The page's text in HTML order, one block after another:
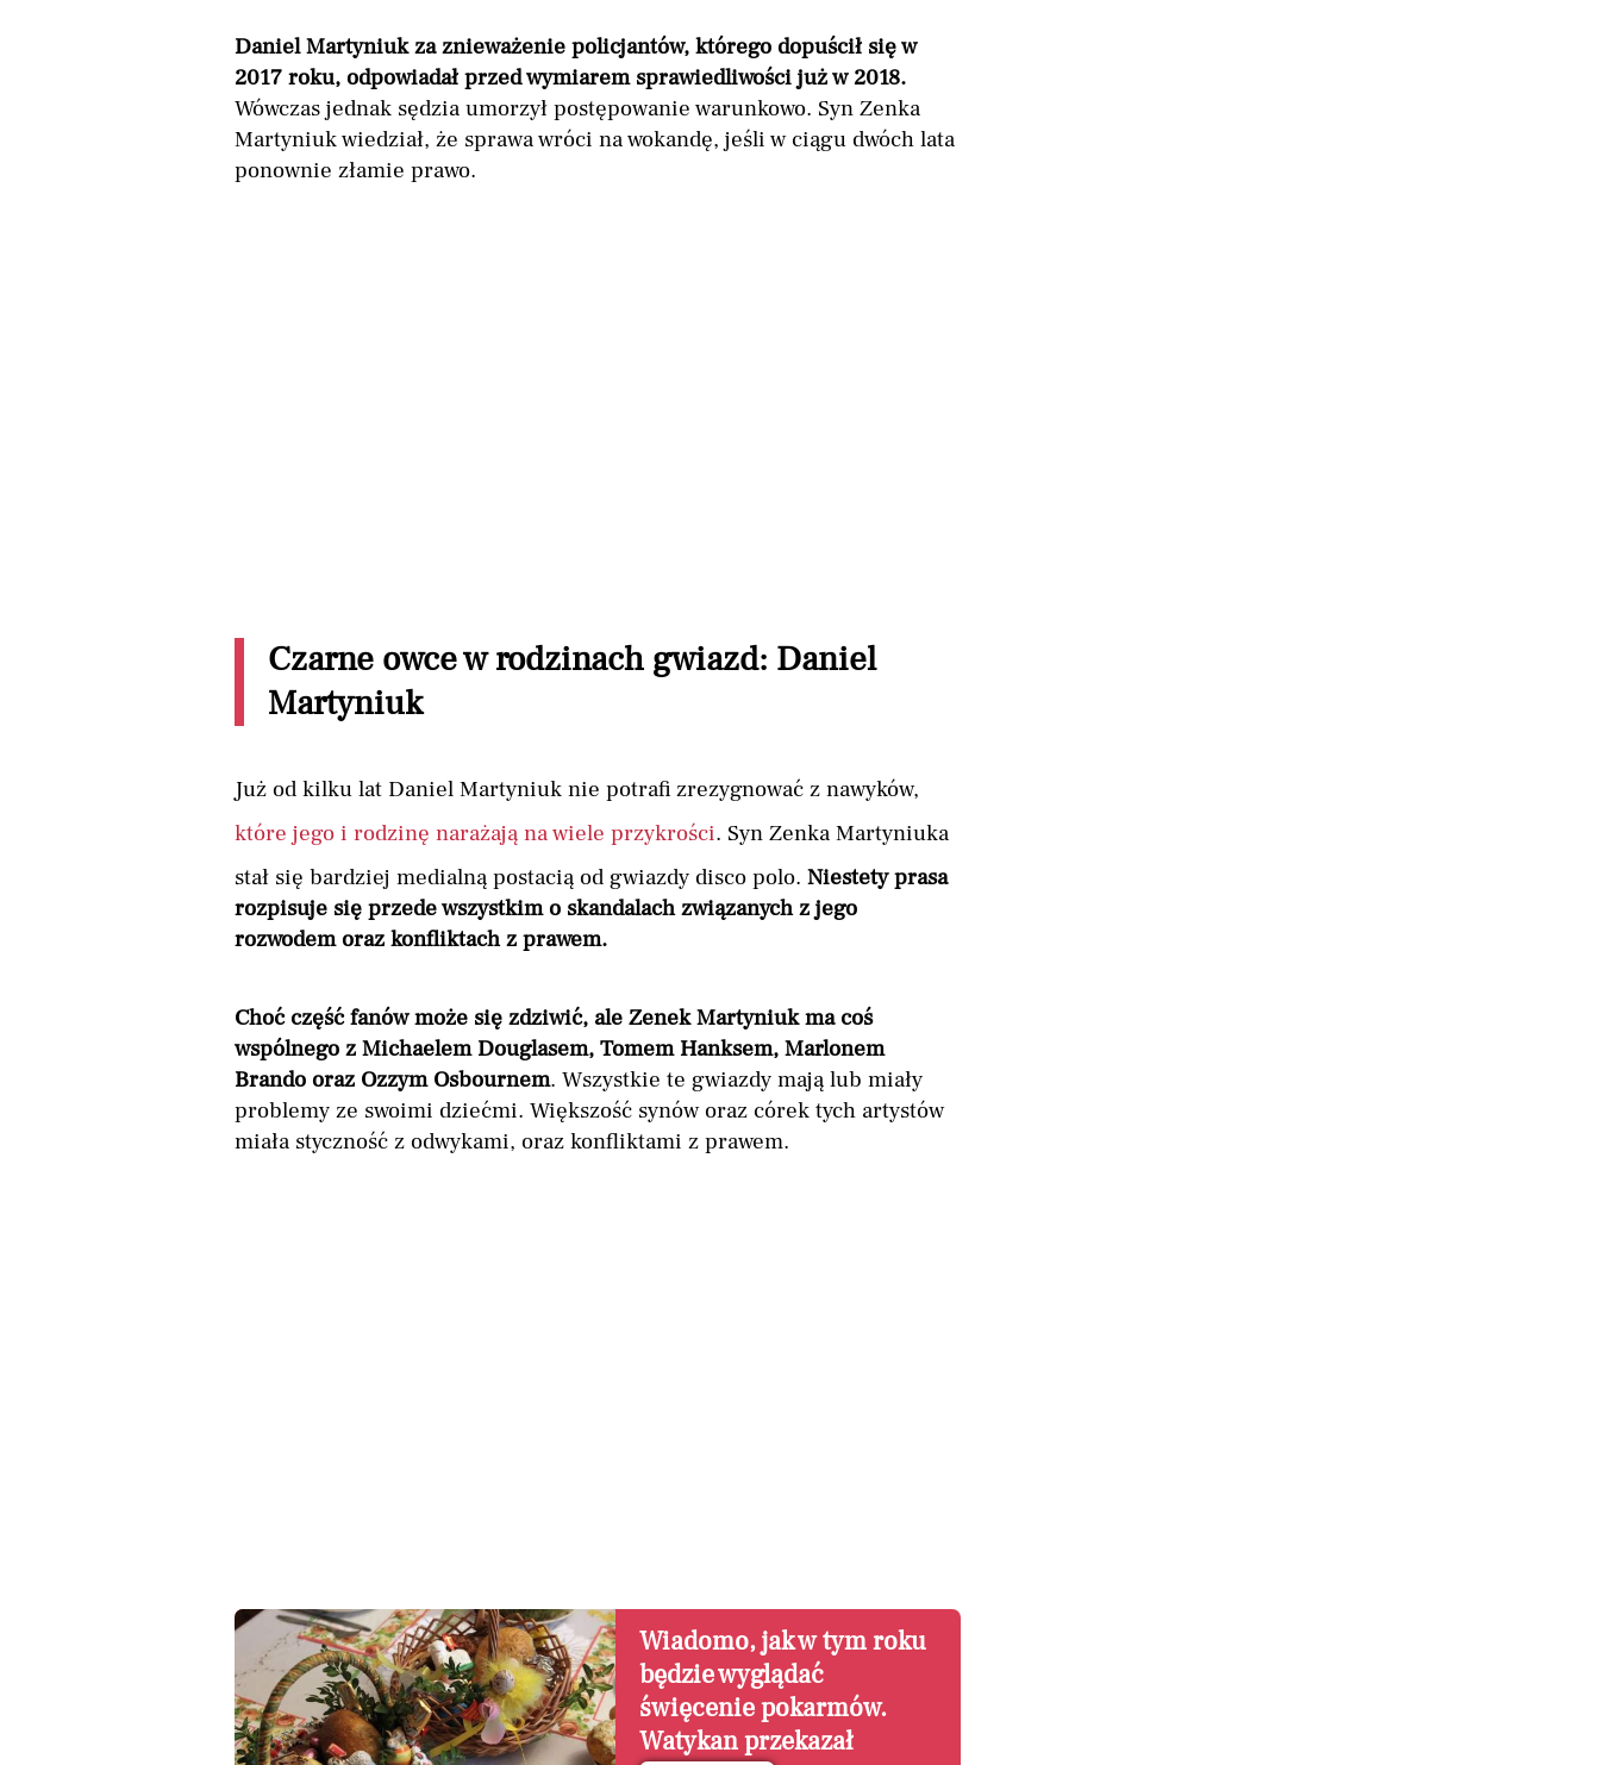
Daniel Martyniuk za znieważenie policjantów, którego dopuścił się w
2017 roku, odpowiadał przed wymiarem sprawiedliwości już w 2018.
Wówczas jednak sędzia umorzył postępowanie warunkowo. Syn Zenka
Martyniuk wiedział, że sprawa wróci na wokandę, jeśli w ciągu dwóch lata
ponownie złamie prawo.
Czarne owce w rodzinach gwiazd: Daniel
Martyniuk
Już od kilku lat Daniel Martyniuk nie potrafi zrezygnować z nawyków,
które jego i rodzinę narażają na wiele przykrości. Syn Zenka Martyniuka
stał się bardziej medialną postacią od gwiazdy disco polo. Niestety prasa
rozpisuje się przede wszystkim o skandalach związanych z jego
rozwodem oraz konfliktach z prawem.
Choć część fanów może się zdziwić, ale Zenek Martyniuk ma coś
wspólnego z Michaelem Douglasem, Tomem Hanksem, Marlonem
Brando oraz Ozzym Osbournem. Wszystkie te gwiazdy mają lub miały
problemy ze swoimi dziećmi. Większość synów oraz córek tych artystów
miała styczność z odwykami, oraz konfliktami z prawem.
Wiadomo, jak w tym roku
będzie wyglądać
święcenie pokarmów.
Watykan przekazał